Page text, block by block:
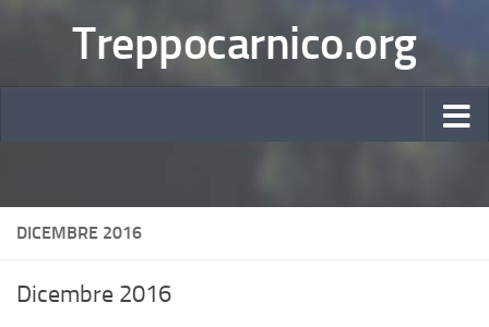
Treppocarnico.org
DICEMBRE 2016
Dicembre 2016